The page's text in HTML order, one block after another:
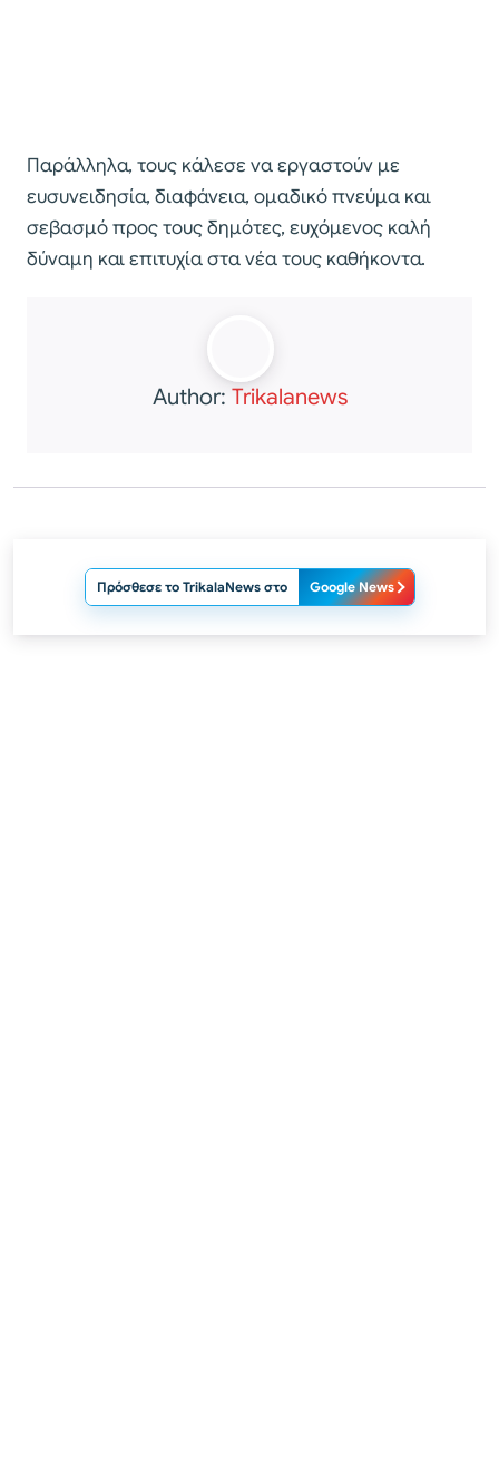
Παράλληλα, τους κάλεσε να εργαστούν με
ευσυνειδησία, διαφάνεια, ομαδικό πνεύμα και
σεβασμό προς τους δημότες, ευχόμενος καλή
δύναμη και επιτυχία στα νέα τους καθήκοντα.
Author: Trikalanews
Πρόσθεσε το TrikalaNews στο Google News